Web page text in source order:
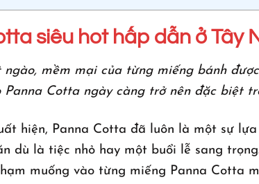
siêu hot hấp dẫn ở Tây
ngào, mềm mại của từng miếng bánh
Panna Cotta ngày càng trở nên đặc biệt
hiện, Panna Cotta đã luôn là một sự
dù là tiệc nhỏ hay một buổi lễ sang
muống vào từng miếng Panna Cotta